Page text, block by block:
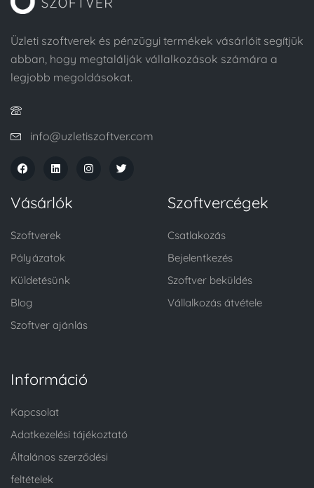
Üzleti szoftverek és pénzügyi termékek vásárlóit segítjük
abban, hogy megtalálják vállalkozások számára a
legjobb megoldásokat.
info@uzletiszoftver.com
Vásárlók
Szoftverek
Pályázatok
Küldetésünk
Blog
Szoftver ajánlás
Szoftvercégek
Csatlakozás
Bejelentkezés
Szoftver beküldés
Vállalkozás átvétele
Információ
Kapcsolat
Adatkezelési tájékoztató
Általános szerződési
feltételek